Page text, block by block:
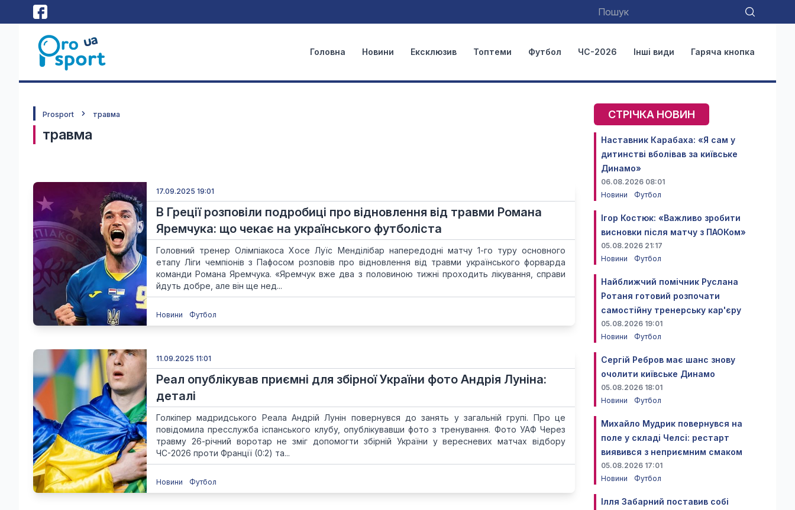
Головна Новини Ексклюзив Топтеми Футбол ЧС-2026 Інші види Гаряча кнопка
Prosport травма
травма
17.09.2025 19:01
В Греції розповіли подробиці про відновлення від травми Романа
Яремчука: що чекає на українського футболіста
Головний тренер Олімпіакоса Хосе Луїс Менділібар напередодні матчу 1-го туру основного
етапу Ліги чемпіонів з Пафосом розповів про відновлення від травми українського форварда
команди Романа Яремчука. «Яремчук вже два з половиною тижні проходить лікування, справи
йдуть добре, але він ще нед...
Новини Футбол
11.09.2025 11:01
Реал опублікував приємні для збірної України фото Андрія Луніна:
деталі
Голкіпер мадридського Реала Андрій Лунін повернувся до занять у загальній групі. Про це
повідомила пресслужба іспанського клубу, опублікувавши фото з тренування. Фото УАФ Через
травму 26-річний воротар не зміг допомогти збірній України у вересневих матчах відбору
ЧС-2026 проти Франції (0:2) та...
Новини Футбол
СТРІЧКА НОВИН
Наставник Карабаха: «Я сам у
дитинстві вболівав за київське
Динамо»
06.08.2026 08:01
Новини
Футбол
Ігор Костюк: «Важливо зробити
висновки після матчу з ПАОКом»
05.08.2026 21:17
Новини
Футбол
Найближчий помічник Руслана
Ротаня готовий розпочати
самостійну тренерську кар'єру
05.08.2026 19:01
Новини
Футбол
Сергій Ребров має шанс знову
очолити київське Динамо
05.08.2026 18:01
Новини
Футбол
Михайло Мудрик повернувся на
поле у складі Челсі: рестарт
виявився з неприємним смаком
05.08.2026 17:01
Новини
Футбол
Ілля Забарний поставив собі